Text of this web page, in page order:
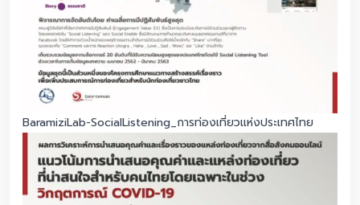
BaramiziLab-SocialListening_การท่องเที่ยวแห่งประเทศไทย